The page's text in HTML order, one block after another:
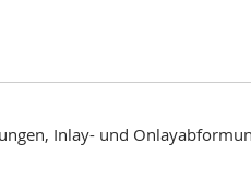
Inlay- und